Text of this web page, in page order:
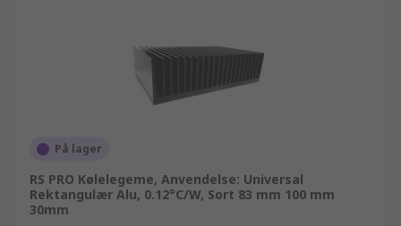
På lager
RS PRO Kølelegeme, Anvendelse: Universal
Rektangulær Alu, 0.12°C/W, Sort 83 mm 100 mm
30mm